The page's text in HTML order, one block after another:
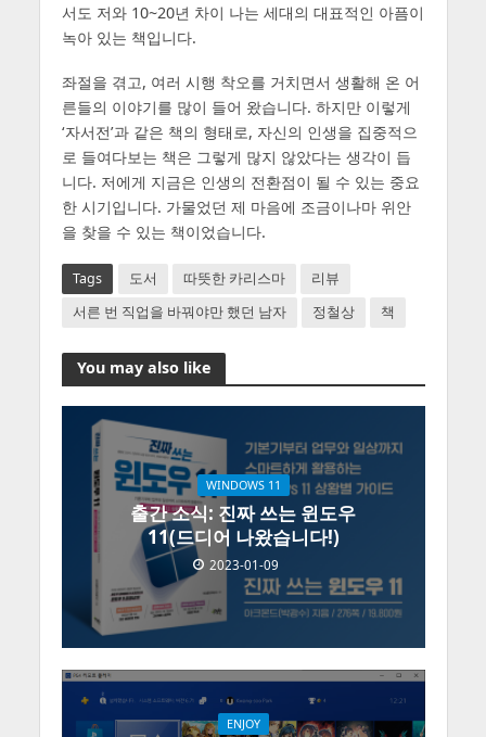
서도 저와 10~20년 차이 나는 세대의 대표적인 아픔이
녹아 있는 책입니다.
좌절을 겪고, 여러 시행 착오를 거치면서 생활해 온 어
른들의 이야기를 많이 들어 왔습니다. 하지만 이렇게
‘자서전’과 같은 책의 형태로, 자신의 인생을 집중적으
로 들여다보는 책은 그렇게 많지 않았다는 생각이 듭
니다. 저에게 지금은 인생의 전환점이 될 수 있는 중요
한 시기입니다. 가물었던 제 마음에 조금이나마 위안
을 찾을 수 있는 책이었습니다.
Tags 도서 따뜻한 카리스마
리뷰
서른 번 직업을 바꿔야만 했던 남자
정철상 책
You may also like
WINDOWS 11
출간 소식: 진짜 쓰는 윈도우
11(드디어 나왔습니다!)
2023-01-09
ENJOY